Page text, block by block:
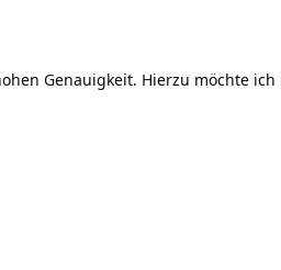
Genauigkeit. Hierzu möchte